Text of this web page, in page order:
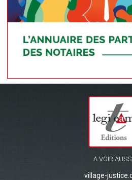
A VOIR
village-